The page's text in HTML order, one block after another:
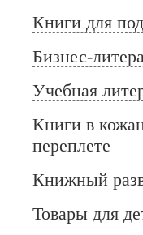
Книги для
Бизнес-
Учебная
Книги в
переплете
Книжный
Товары для